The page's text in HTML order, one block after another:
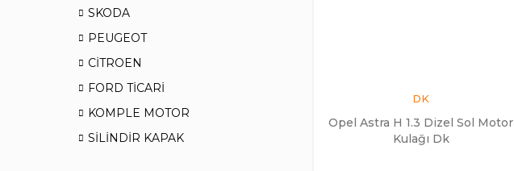
SKODA
PEUGEOT
CİTROEN
FORD TİCARİ
KOMPLE MOTOR
SİLİNDİR KAPAK
DK
Opel Astra H 1.3 Dizel Sol Motor
Kulağı Dk